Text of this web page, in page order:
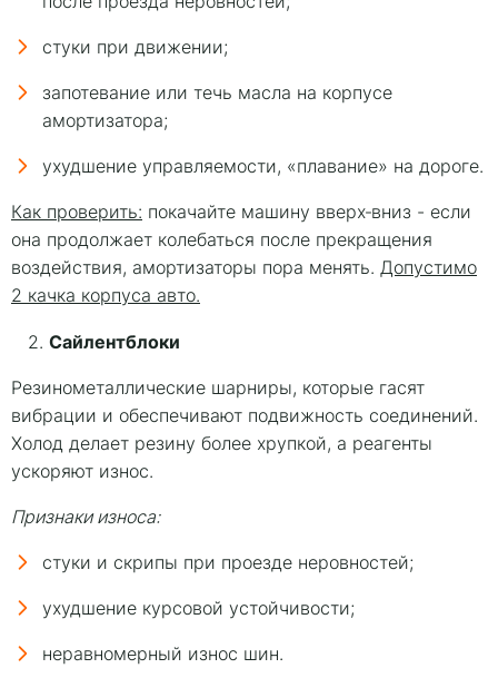
стуки при движении;
запотевание или течь масла на корпусе
амортизатора;
ухудшение управляемости, «плавание» на дороге.
Как проверить: покачайте машину вверх‑вниз - если
она продолжает колебаться после прекращения
воздействия, амортизаторы пора менять. Допустимо
2 качка корпуса авто.
2. Сайлентблоки
Резинометаллические шарниры, которые гасят
вибрации и обеспечивают подвижность соединений.
Холод делает резину более хрупкой, а реагенты
ускоряют износ.
Признаки износа:
стуки и скрипы при проезде неровностей;
ухудшение курсовой устойчивости;
неравномерный износ шин.